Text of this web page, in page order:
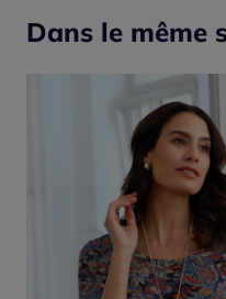
Dans le même